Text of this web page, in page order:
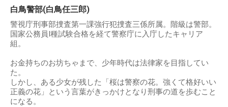
白鳥警部(白鳥任三郎)
警視庁刑事部捜査第一課強行犯捜査三係所属。階級は警部。
国家公務員I種試験合格を経て警察庁に入庁したキャリア
組。
お金持ちのお坊ちゃまで、少年時代は法律家を目指してい
た。
しかし、ある少女が残した「桜は警察の花。強くて格好いい
正義の花」という言葉がきっかけとなり刑事の道を歩むこと
になる。